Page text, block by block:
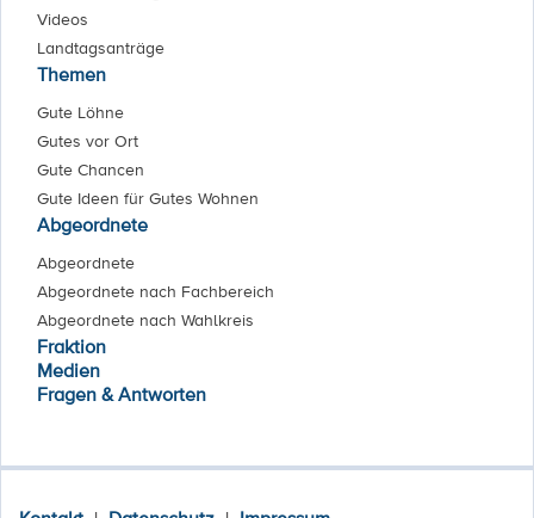
Videos
Landtagsanträge
Themen
Gute Löhne
Gutes vor Ort
Gute Chancen
Gute Ideen für Gutes Wohnen
Abgeordnete
Abgeordnete
Abgeordnete nach Fachbereich
Abgeordnete nach Wahlkreis
Fraktion
Medien
Fragen & Antworten